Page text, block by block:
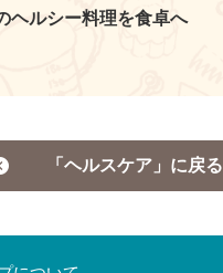
ヘルシー料理を食卓へ
「ヘルスケア」に戻る